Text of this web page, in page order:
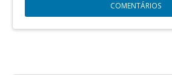
COMENTÁRIOS